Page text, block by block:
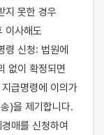
지 못한 경우
이사해도
신청: 법원에
없이 확정되면
급명령에 이의가
)을 제기합니다.
매를 신청하여